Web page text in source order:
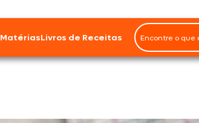
MatériasLivros de Receitas
Rendimento